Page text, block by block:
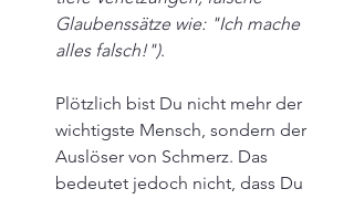
Glaubenssätze wie: "Ich mache
alles falsch!").
Plötzlich bist Du nicht mehr der
wichtigste Mensch, sondern der
Auslöser von Schmerz. Das
bedeutet jedoch nicht, dass Du